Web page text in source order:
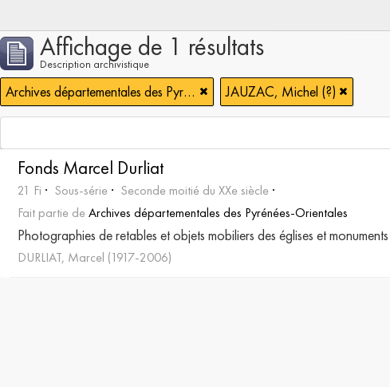
Affichage de 1 résultats
Description archivistique
Archives départementales des Pyrénées-Orientales JAUZAC, Michel (?)
Fonds Marcel Durliat
21 Fi Sous-série
Seconde moitié du XXe siècle
Fait partie deArchives départementales des Pyrénées-Orientales
Photographies de retables et objets mobiliers des églises et
DURLIAT, Marcel (1917-2006)